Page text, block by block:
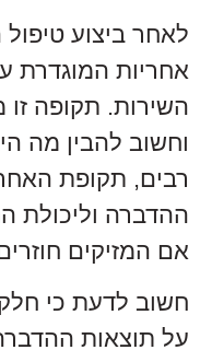
לאחר ביצוע
אחריות המוגדרת
השירות. תקופה
וחשוב להבין מה
רבים, תקופת
ההדברה וליכולת
אם המזיקים
חשוב לדעת כי
על תוצאות